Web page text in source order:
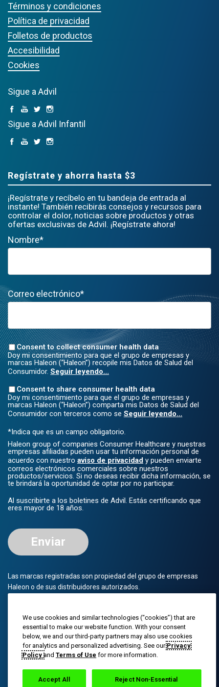
Términos y condiciones
Política de privacidad
Folletos de productos
Accesibilidad
Cookies
Sigue a Advil
Sigue a Advil Infantil
Regístrate y ahorra hasta $3
¡Regístrate y recíbelo en tu bandeja de entrada al
instante! También recibirás consejos y recursos para
controlar el dolor, noticias sobre productos y otras
ofertas exclusivas de Advil. ¡Regístrate ahora!
Nombre*
Correo electrónico*
Consent to collect consumer health data
Doy mi consentimiento para que el grupo de empresas y
marcas Haleon (“Haleon”) recopile mis Datos de Salud del
Consumidor. Seguir leyendo...
Consent to share consumer health data
Doy mi consentimiento para que el grupo de empresas y
marcas Haleon (“Haleon”) comparta mis Datos de Salud del
Consumidor con terceros como se Seguir leyendo...
*Indica que es un campo obligatorio.
Haleon group of companies Consumer Healthcare y nuestras
empresas afiliadas pueden usar tu información personal de
acuerdo con nuestro aviso de privacidad y pueden enviarte
correos electrónicos comerciales sobre nuestros
productos/servicios. Si no deseas recibir dicha información, se
te brindará la oportunidad de optar por no participar.
Al suscribirte a los boletines de Advil. Estás certificando que
eres mayor de 18 años.
Enviar
Las marcas registradas son propiedad del grupo de empresas
Haleon o de sus distribuidores autorizados.
Todos los derechos reservados. El contenido de este sitio web
está destinado únicamente al público estadounidense.
PM-US-ADV-25-00025
We use cookies and similar technologies (“cookies”) that are
essential to make our website function. With your consent
below, we and our third-party partners may also use cookies
for analytics and personalized advertising. See ourPrivacy
Policy and Terms of Use for more information.
Reject Non-Essential
Accept All